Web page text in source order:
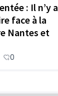
: Il n’y a
face à la
Nantes et
0